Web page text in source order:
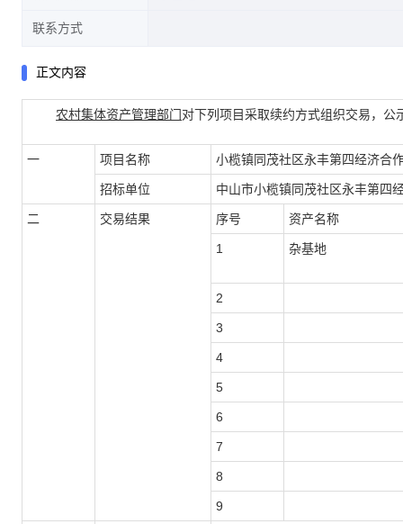
联系方式
正文内容
农村集体资产管理部门对下列项目采取续约方式组织交易，
一 项目名称 小榄镇同茂社区永丰第四经济合
招标单位 中山市小榄镇同茂社区永丰第四
二 交易结果 序号 资产名称
1 杂基地
2
3
4
5
6
7
8
9